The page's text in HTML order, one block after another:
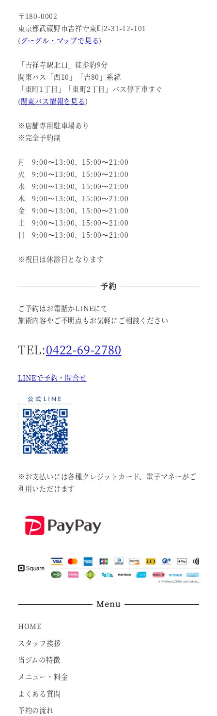
〒180-0002
東京都武蔵野市吉祥寺東町2-31-12-101
(グーグル・マップで見る)
「吉祥寺駅北口」徒歩約9分
関東バス「西10」「吉80」系統
「東町1丁目」「東町2丁目」バス停下車すぐ
(関東バス情報を見る)
※店舗専用駐車場あり
※完全予約制
月 9:00〜13:00、15:00〜21:00
火 9:00〜13:00、15:00〜21:00
水 9:00〜13:00、15:00〜21:00
木 9:00〜13:00、15:00〜21:00
金 9:00〜13:00、15:00〜21:00
土 9:00〜13:00、15:00〜21:00
日 9:00〜13:00、15:00〜21:00
※祝日は休診日となります
予約
ご予約はお電話かLINEにて
施術内容やご不明点もお気軽にご相談ください
TEL:0422-69-2780
LINEで予約・問合せ
※お支払いには各種クレジットカード、電子マネーがご
利用いただけます
Menu
HOME
スタッフ挨拶
当ジムの特徴
メニュー・料金
よくある質問
予約の流れ